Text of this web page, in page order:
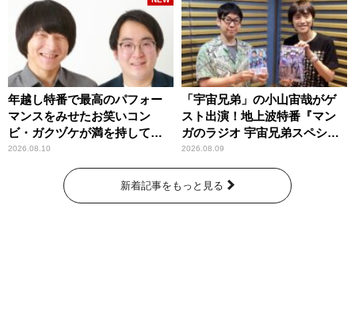
年越し特番で最高のパフォー
マンスをみせたお笑いコン
ビ・ガクヅケが満を持して
『オールナイトニッポン
0(ZERO)』に登場！
2026.08.10
「宇宙兄弟」の小山宙哉がゲ
スト出演！地上波特番『マン
ガのラジオ 宇宙兄弟スペシャ
ル 』
2026.08.09
新着記事をもっと見る